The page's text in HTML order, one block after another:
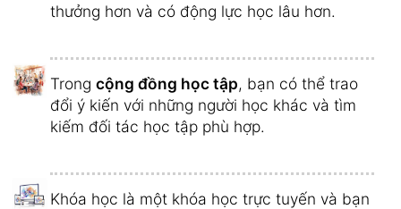
thưởng hơn và có động lực học lâu hơn.
Trong cộng đồng học tập, bạn có thể trao
đổi ý kiến ​​với những người học khác và tìm
kiếm đối tác học tập phù hợp.
Khóa học là một khóa học trực tuyến và bạn